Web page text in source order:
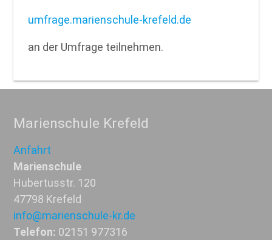
umfrage.marienschule-krefeld.de
an der Umfrage teilnehmen.
Marienschule Krefeld
Anfahrt
Marienschule
Hubertusstr. 120
47798 Krefeld
info@marienschule-kr.de
Telefon: 02151 977316